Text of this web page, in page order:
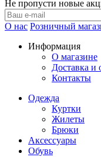
Не пропусти новые
О нас Розничный
Информация
О магазине
Доставка и
Контакты
Одежда
Куртки
Жилеты
Брюки
Аксессуары
Обувь